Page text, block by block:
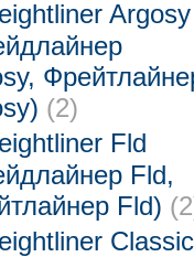
Argosy
(2)
Fld
Fld,
Fld)
Classic